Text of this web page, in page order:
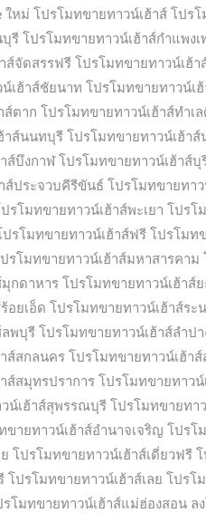
ใหม่ โปรโมทขายทาวน์เฮ้าส์ โปรโ
บุรี โปรโมทขายทาวน์เฮ้าส์กำแพงเ
ส์จัดสรรฟรี โปรโมทขายทาวน์เฮ้า
เฮ้าส์ชัยนาท โปรโมทขายทาวน์เ
ส์ตาก โปรโมทขายทาวน์เฮ้าส์ทำเ
าส์นนทบุรี โปรโมทขายทาวน์เฮ้าส์
ส์บึงกาฬ โปรโมทขายทาวน์เฮ้าส์บุ
ส์ประจวบคีรีขันธ์ โปรโมทขายทา
รโมทขายทาวน์เฮ้าส์พะเยา โปรโ
ปรโมทขายทาวน์เฮ้าส์ฟรี โปรโมท
รโมทขายทาวน์เฮ้าส์มหาสารคาม
กดาหาร โปรโมทขายทาวน์เฮ้าส์ย
อยเอ็ด โปรโมทขายทาวน์เฮ้าส์ระ
ลพบุรี โปรโมทขายทาวน์เฮ้าส์ลำปา
ส์สกลนคร โปรโมทขายทาวน์เฮ้าส์
ส์สมุทรปราการ โปรโมทขายทาวน์
น์เฮ้าส์สุพรรณบุรี โปรโมทขายทา
ขายทาวน์เฮ้าส์อำนาจเจริญ โปรโ
โปรโมทขายทาวน์เฮ้าส์เดี่ยวฟรี
โปรโมทขายทาวน์เฮ้าส์เลย โปรโ
รโมทขายทาวน์เฮ้าส์แม่ฮ่องสอน ล